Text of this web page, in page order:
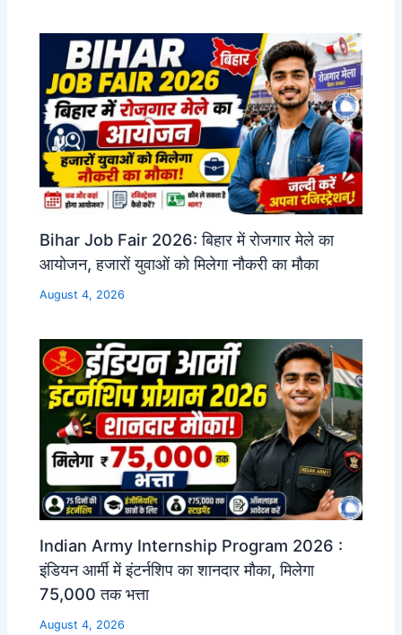
Bihar Job Fair 2026: बिहार में रोजगार मेले का
आयोजन, हजारों युवाओं को मिलेगा नौकरी का मौका
August 4, 2026
Indian Army Internship Program 2026 :
इंडियन आर्मी में इंटर्नशिप का शानदार मौका, मिलेगा
75,000 तक भत्ता
August 4, 2026